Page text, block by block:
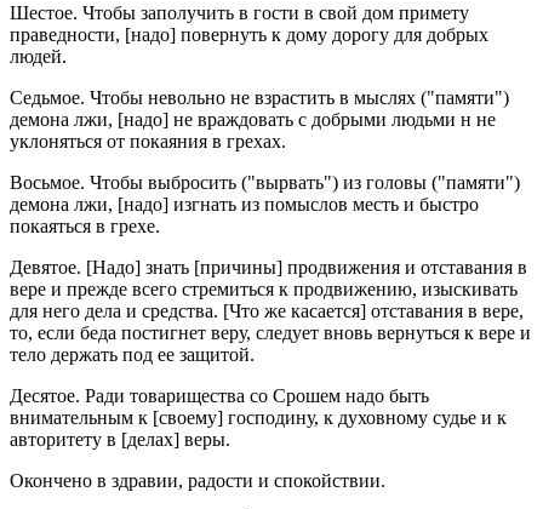
Шестое. Чтобы заполучить в гости в свой дом примету
праведности, [надо] повернуть к дому дорогу для добрых
людей.
Седьмое. Чтобы невольно не взрастить в мыслях ("памяти")
демона лжи, [надо] не враждовать с добрыми людьми н не
уклоняться от покаяния в грехах.
Восьмое. Чтобы выбросить ("вырвать") из головы ("памяти")
демона лжи, [надо] изгнать из помыслов месть и быстро
покаяться в грехе.
Девятое. [Надо] знать [причины] продвижения и отставания в
вере и прежде всего стремиться к продвижению, изыскивать
для него дела и средства. [Что же касается] отставания в вере,
то, если беда постигнет веру, следует вновь вернуться к вере и
тело держать под ее защитой.
Десятое. Ради товарищества со Срошем надо быть
внимательным к [своему] господину, к духовному судье и к
авторитету в [делах] веры.
Окончено в здравии, радости и спокойствии.